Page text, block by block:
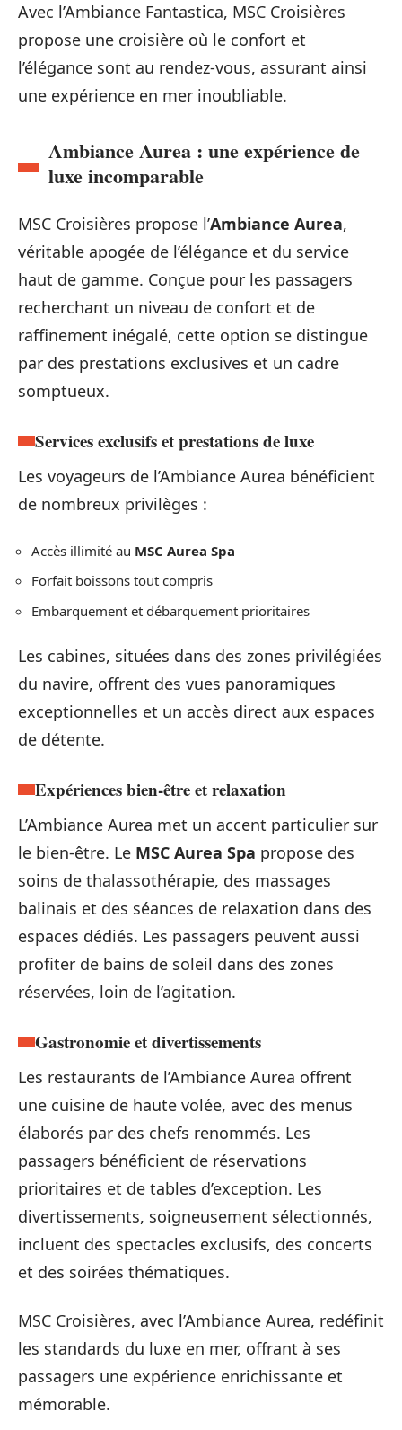
Avec l’Ambiance Fantastica, MSC Croisières
propose une croisière où le confort et
l’élégance sont au rendez-vous, assurant ainsi
une expérience en mer inoubliable.
Ambiance Aurea : une expérience de
luxe incomparable
MSC Croisières propose l’Ambiance Aurea,
véritable apogée de l’élégance et du service
haut de gamme. Conçue pour les passagers
recherchant un niveau de confort et de
raffinement inégalé, cette option se distingue
par des prestations exclusives et un cadre
somptueux.
Services exclusifs et prestations de luxe
Les voyageurs de l’Ambiance Aurea bénéficient
de nombreux privilèges :
Accès illimité au MSC Aurea Spa
Forfait boissons tout compris
Embarquement et débarquement prioritaires
Les cabines, situées dans des zones privilégiées
du navire, offrent des vues panoramiques
exceptionnelles et un accès direct aux espaces
de détente.
Expériences bien-être et relaxation
L’Ambiance Aurea met un accent particulier sur
le bien-être. Le MSC Aurea Spa propose des
soins de thalassothérapie, des massages
balinais et des séances de relaxation dans des
espaces dédiés. Les passagers peuvent aussi
profiter de bains de soleil dans des zones
réservées, loin de l’agitation.
Gastronomie et divertissements
Les restaurants de l’Ambiance Aurea offrent
une cuisine de haute volée, avec des menus
élaborés par des chefs renommés. Les
passagers bénéficient de réservations
prioritaires et de tables d’exception. Les
divertissements, soigneusement sélectionnés,
incluent des spectacles exclusifs, des concerts
et des soirées thématiques.
MSC Croisières, avec l’Ambiance Aurea, redéfinit
les standards du luxe en mer, offrant à ses
passagers une expérience enrichissante et
mémorable.